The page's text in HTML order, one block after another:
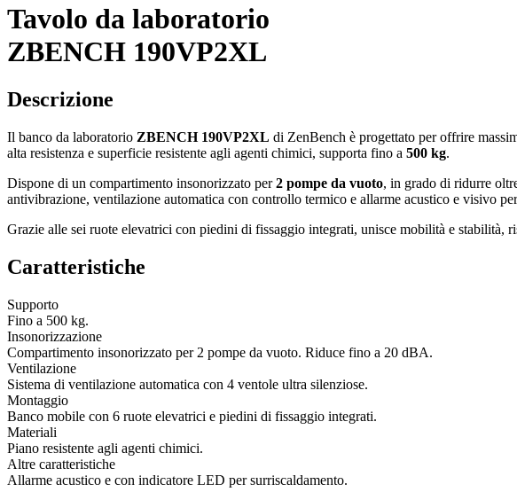
Tavolo da laboratorio
ZBENCH 190VP2XL
Descrizione
Il banco da laboratorio ZBENCH 190VP2XL di ZenBench è progettato per offrire
alta resistenza e superficie resistente agli agenti chimici, supporta fino a 500 kg.
Dispone di un compartimento insonorizzato per2 pompe da vuoto, in grado di ridurre
antivibrazione, ventilazione automatica con controllo termico e allarme acustico e visivo
Grazie alle sei ruote elevatrici con piedini di fissaggio integrati, unisce mobilità e stabilità,
Caratteristiche
Supporto
Fino a 500 kg.
Insonorizzazione
Compartimento insonorizzato per 2 pompe da vuoto. Riduce fino a 20 dBA.
Ventilazione
Sistema di ventilazione automatica con 4 ventole ultra silenziose.
Montaggio
Banco mobile con 6 ruote elevatrici e piedini di fissaggio integrati.
Materiali
Piano resistente agli agenti chimici.
Altre caratteristiche
Allarme acustico e con indicatore LED per surriscaldamento.